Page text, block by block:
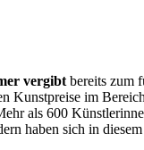
vergibt bereits zum
Kunstpreise im
als 600
haben sich in